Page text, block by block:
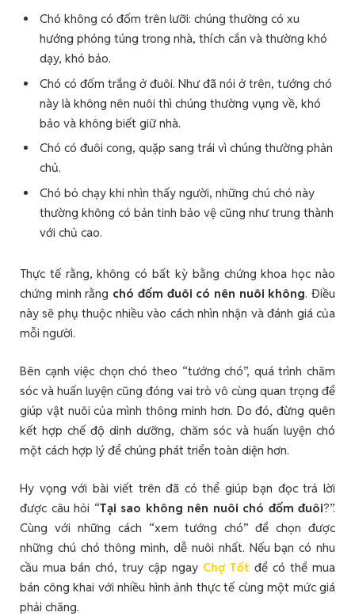
Chó không có đốm trên lưỡi: chúng thường có xu
hướng phóng túng trong nhà, thích cắn và thường khó
dạy, khó bảo.
Chó có đốm trắng ở đuôi. Như đã nói ở trên, tướng chó
này là không nên nuôi thì chúng thường vụng về, khó
bảo và không biết giữ nhà.
Chó có đuôi cong, quặp sang trái vì chúng thường phản
chủ.
Chó bỏ chạy khi nhìn thấy người, những chú chó này
thường không có bản tinh bảo vệ cũng như trung thành
với chủ cao.
Thực tế rằng, không có bất kỳ bằng chứng khoa học nào
chứng minh rằng chó đốm đuôi có nên nuôi không. Điều
này sẽ phụ thuộc nhiều vào cách nhìn nhận và đánh giá của
mỗi người.
Bên cạnh việc chọn chó theo “tướng chó”, quá trình chăm
sóc và huấn luyện cũng đóng vai trò vô cùng quan trọng để
giúp vật nuôi của mình thông minh hơn. Do đó, đừng quên
kết hợp chế độ dinh dưỡng, chăm sóc và huấn luyện chó
một cách hợp lý để chúng phát triển toàn diện hơn.
Hy vọng với bài viết trên đã có thể giúp bạn đọc trả lời
được câu hỏi “Tại sao không nên nuôi chó đốm đuôi?”.
Cùng với những cách “xem tướng chó” để chọn được
những chú chó thông minh, dễ nuôi nhất. Nếu bạn có nhu
cầu mua bán chó, truy cập ngay Chợ Tốt để có thể mua
bán công khai với nhiều hình ảnh thực tế cùng một mức giá
phải chăng.